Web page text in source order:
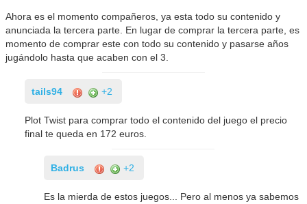
Ahora es el momento compañeros, ya esta todo su contenido y
anunciada la tercera parte. En lugar de comprar la tercera parte, es
momento de comprar este con todo su contenido y pasarse años
jugándolo hasta que acaben con el 3.
tails94 +2
Plot Twist para comprar todo el contenido del juego el precio
final te queda en 172 euros.
Badrus +2
Es la mierda de estos juegos... Pero al menos ya sabemos